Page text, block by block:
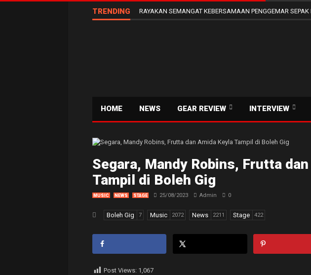
TRENDING RAYAKAN SEMANGAT KEBERSAMAAN PENGGEMAR
HOME NEWS GEAR REVIEW INTERVIEW
Segara, Mandy Robins, Frutta
Tampil di Boleh Gig
MUSIC NEWS STAGE 25/08/2023 Admin 0
Boleh Gig 7 Music 2072 News 2211 Stage 422
Post Views: 1,067